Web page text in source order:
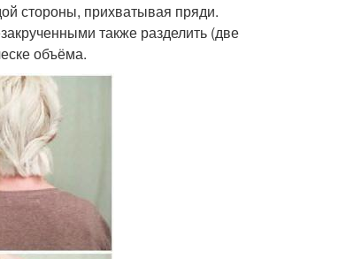
стороны, прихватывая пряди.
также разделить (две
объёма.